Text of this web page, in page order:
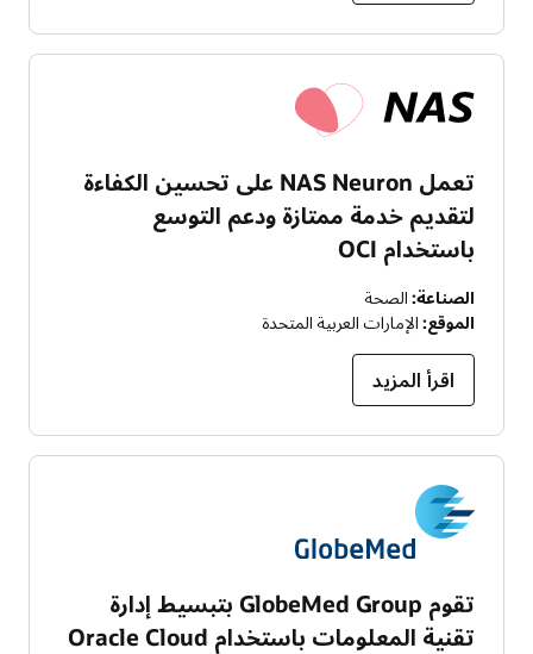
تعمل NAS Neuron على تحسين الكفاءة
لتقديم خدمة ممتازة ودعم التوسع
باستخدام OCI
الصناعة: الصحة
الموقع: الإمارات العربية المتحدة
اقرأ المزيد
تقوم GlobeMed Group بتبسيط إدارة
تقنية المعلومات باستخدام Oracle Cloud